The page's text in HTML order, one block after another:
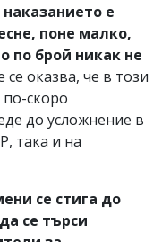
наказанието е
поне малко,
по брой никак не
оказва, че в този
скоро
до усложнение в
така и на
се стига до
се търси